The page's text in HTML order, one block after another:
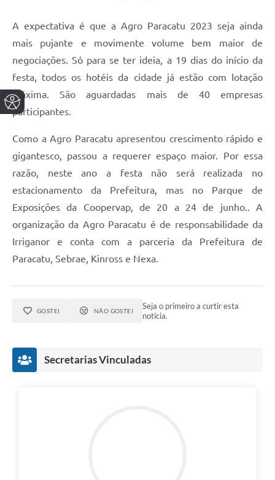
A expectativa é que a Agro Paracatu 2023 seja ainda
mais pujante e movimente volume bem maior de
negociações. Só para se ter ideia, a 19 dias do início da
festa, todos os hotéis da cidade já estão com lotação
máxima. São aguardadas mais de 40 empresas
participantes.
Como a Agro Paracatu apresentou crescimento rápido e
gigantesco, passou a requerer espaço maior. Por essa
razão, neste ano a festa não será realizada no
estacionamento da Prefeitura, mas no Parque de
Exposições da Coopervap, de 20 a 24 de junho.. A
organização da Agro Paracatu é de responsabilidade da
Irriganor e conta com a parceria da Prefeitura de
Paracatu, Sebrae, Kinross e Nexa.
GOSTEI NÃO GOSTEI
Seja o primeiro a curtir esta
notícia.
Secretarias Vinculadas